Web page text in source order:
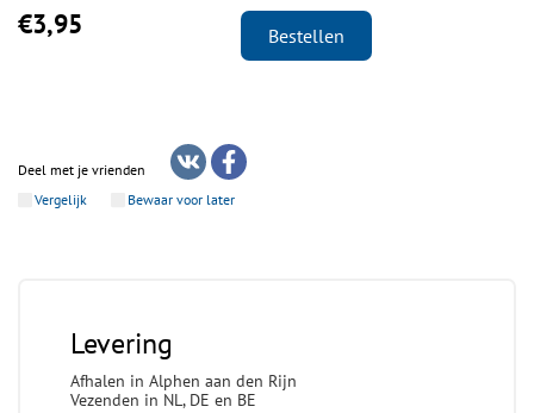
€3,95 Bestellen
Deel met je vrienden
Vergelijk
Bewaar voor later
Levering
Afhalen in Alphen aan den Rijn
Vezenden in NL, DE en BE